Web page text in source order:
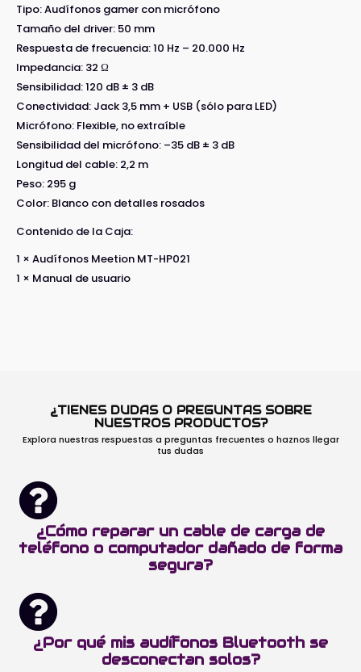
Tipo: Audífonos gamer con micrófono
Tamaño del driver: 50 mm
Respuesta de frecuencia: 10 Hz – 20.000 Hz
Impedancia: 32 Ω
Sensibilidad: 120 dB ± 3 dB
Conectividad: Jack 3,5 mm + USB (sólo para LED)
Micrófono: Flexible, no extraíble
Sensibilidad del micrófono: –35 dB ± 3 dB
Longitud del cable: 2,2 m
Peso: 295 g
Color: Blanco con detalles rosados
Contenido de la Caja:
1 × Audífonos Meetion MT-HP021
1 × Manual de usuario
¿TIENES DUDAS O PREGUNTAS SOBRE
NUESTROS PRODUCTOS?
Explora nuestras respuestas a preguntas frecuentes o haznos llegar
tus dudas
¿Cómo reparar un cable de carga de
teléfono o computador dañado de forma
segura?
¿Por qué mis audífonos Bluetooth se
desconectan solos?